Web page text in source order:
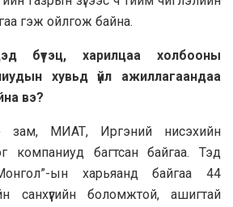
гэж ойлгож байна.
бүтэц, харилцаа холбооны
хувьд үйл ажиллагаандаа
вэ?
зам, МИАТ, Иргэний нисэхийн
компаниуд багтсан байгаа. Тэд
ын харьяанд байгаа 44
санхүүгийн боломжтой, ашигтай